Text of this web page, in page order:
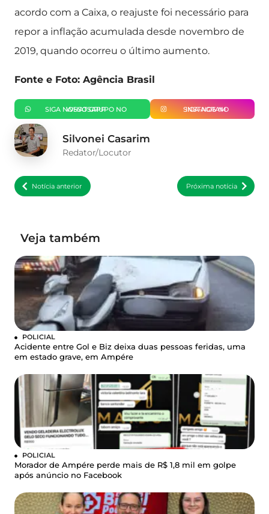
acordo com a Caixa, o reajuste foi necessário para
repor a inflação acumulada desde novembro de
2019, quando ocorreu o último aumento.
Fonte e Foto: Agência Brasil
SIGA NOSSO GRUPO NO WHATSAPP SIGA-NOS NO INSTAGRAM
Silvonei Casarim
Redator/Locutor
Notícia anterior Próxima notícia
Veja também
POLICIAL
Acidente entre Gol e Biz deixa duas pessoas feridas, uma
em estado grave, em Ampére
POLICIAL
Morador de Ampére perde mais de R$ 1,8 mil em golpe
após anúncio no Facebook